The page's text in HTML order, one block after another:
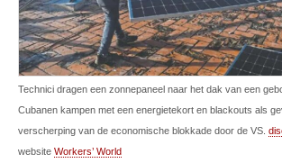
Technici dragen een zonnepaneel naar het dak van een
Cubanen kampen met een energietekort en blackouts als
verscherping van de economische blokkade door de VS.
website Workers’ World